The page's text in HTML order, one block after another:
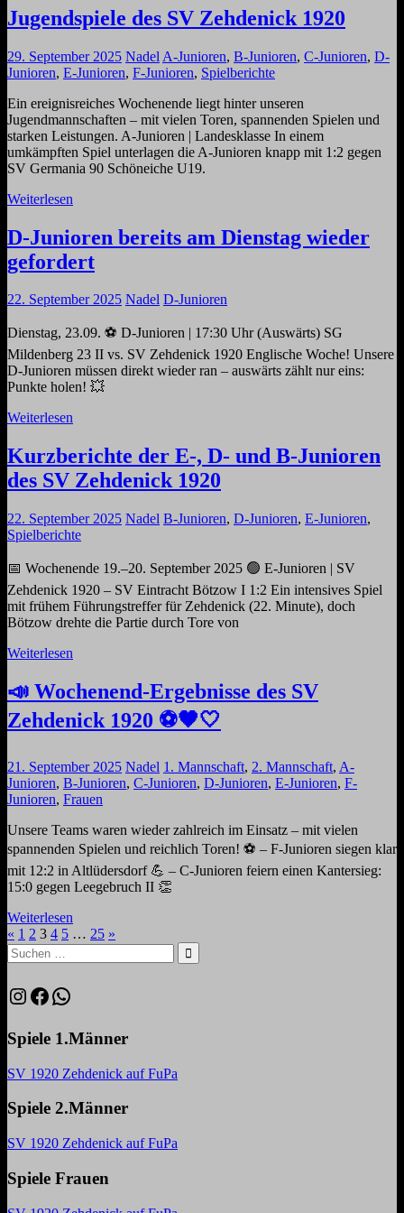
Jugendspiele des SV Zehdenick 1920
29. September 2025 Nadel A-Junioren, B-Junioren, C-Junioren, D-
Junioren, E-Junioren, F-Junioren, Spielberichte
Ein ereignisreiches Wochenende liegt hinter unseren
Jugendmannschaften – mit vielen Toren, spannenden Spielen und
starken Leistungen. A-Junioren | Landesklasse In einem
umkämpften Spiel unterlagen die A-Junioren knapp mit 1:2 gegen
SV Germania 90 Schöneiche U19.
Weiterlesen
D-Junioren bereits am Dienstag wieder
gefordert
22. September 2025 Nadel D-Junioren
Dienstag, 23.09. ⚽ D-Junioren | 17:30 Uhr (Auswärts) SG
Mildenberg 23 II vs. SV Zehdenick 1920 Englische Woche! Unsere
D-Junioren müssen direkt wieder ran – auswärts zählt nur eins:
Punkte holen! 💥
Weiterlesen
Kurzberichte der E-, D- und B-Junioren
des SV Zehdenick 1920
22. September 2025 Nadel B-Junioren, D-Junioren, E-Junioren,
Spielberichte
📅 Wochenende 19.–20. September 2025 🟢 E-Junioren | SV
Zehdenick 1920 – SV Eintracht Bötzow I 1:2 Ein intensives Spiel
mit frühem Führungstreffer für Zehdenick (22. Minute), doch
Bötzow drehte die Partie durch Tore von
Weiterlesen
📣 Wochenend-Ergebnisse des SV
Zehdenick 1920 ⚽️🖤🤍
21. September 2025 Nadel 1. Mannschaft, 2. Mannschaft, A-
Junioren, B-Junioren, C-Junioren, D-Junioren, E-Junioren, F-
Junioren, Frauen
Unsere Teams waren wieder zahlreich im Einsatz – mit vielen
spannenden Spielen und reichlich Toren! ⚽️ – F-Junioren siegen klar
mit 12:2 in Altlüdersdorf 💪 – C-Junioren feiern einen Kantersieg:
15:0 gegen Leegebruch II 👏
Weiterlesen
Seitennummerierung
der
Beiträge
« Vorherige
Beiträge
1 2 3 4 5 … 25 Nächste
Beiträge
»
Suchen
nach:
Suchen
Instagram
Facebook
WhatsApp
Spiele 1.Männer
SV 1920 Zehdenick auf FuPa
Spiele 2.Männer
SV 1920 Zehdenick auf FuPa
Spiele Frauen